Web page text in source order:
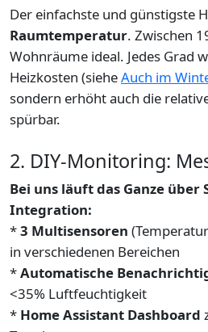
Der einfachste und günstigste
Raumtemperatur. Zwischen
Wohnräume ideal. Jedes Grad
Heizkosten (sieheAuch im
sondern erhöht auch die
spürbar.
2. DIY-Monitoring:
Bei uns läuft das Ganze über
Integration:
*3 Multisensoren
in verschiedenen Bereichen
*Automatische
<35% Luftfeuchtigkeit
* Home Assistant Dashboard